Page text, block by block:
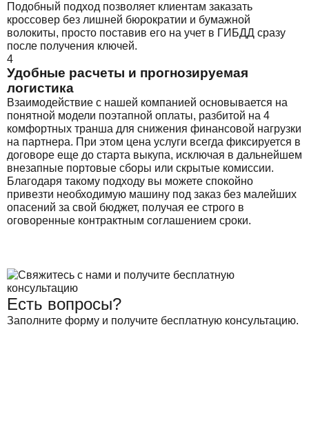
Подобный подход позволяет клиентам заказать
кроссовер без лишней бюрократии и бумажной
волокиты, просто поставив его на учет в ГИБДД сразу
после получения ключей.
4
Удобные расчеты и прогнозируемая
логистика
Взаимодействие с нашей компанией основывается на
понятной модели поэтапной оплаты, разбитой на 4
комфортных транша для снижения финансовой нагрузки
на партнера. При этом цена услуги всегда фиксируется в
договоре еще до старта выкупа, исключая в дальнейшем
внезапные портовые сборы или скрытые комиссии.
Благодаря такому подходу вы можете спокойно
привезти необходимую машину под заказ без малейших
опасений за свой бюджет, получая ее строго в
оговоренные контрактным соглашением сроки.
Есть вопросы?
Заполните форму и получите бесплатную консультацию.